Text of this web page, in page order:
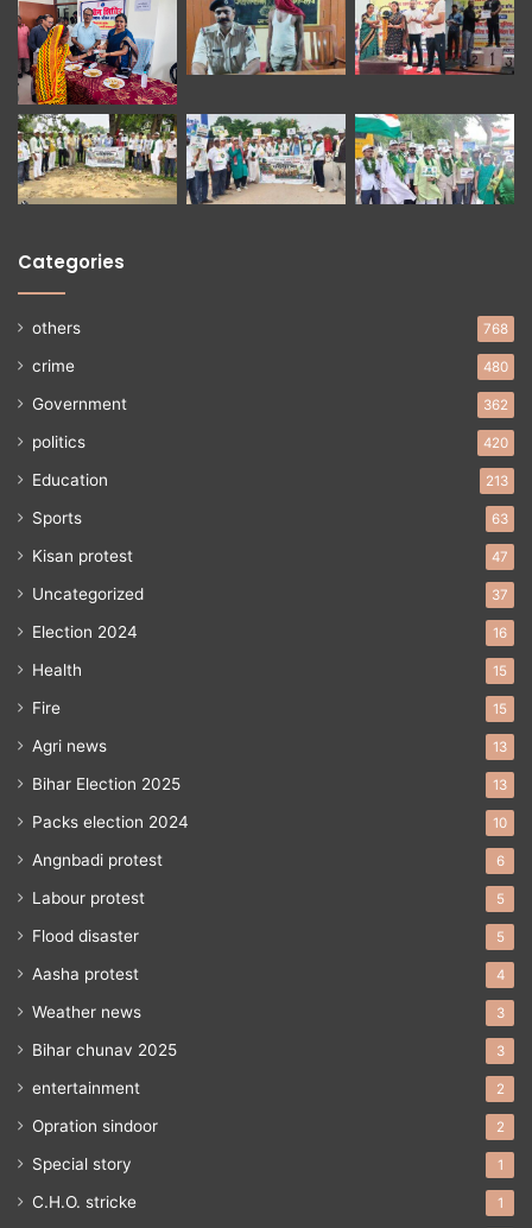
Categories
others 768
crime 480
Government 362
politics 420
Education 213
Sports 63
Kisan protest 47
Uncategorized 37
Election 2024 16
Health 15
Fire 15
Agri news 13
Bihar Election 2025 13
Packs election 2024 10
Angnbadi protest 6
Labour protest 5
Flood disaster 5
Aasha protest 4
Weather news 3
Bihar chunav 2025 3
entertainment 2
Opration sindoor 2
Special story 1
C.H.O. stricke 1